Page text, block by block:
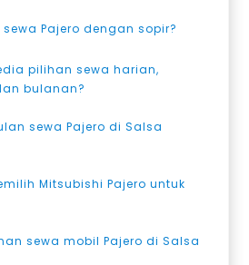
Pajero dengan sopir?
pilihan sewa harian,
bulanan?
sewa Pajero di Salsa
Mitsubishi Pajero untuk
sewa mobil Pajero di Salsa